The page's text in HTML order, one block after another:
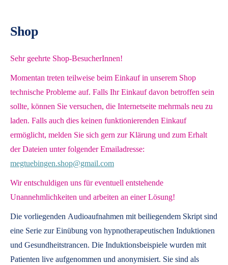
Shop
Sehr geehrte Shop-BesucherInnen!
Momentan treten teilweise beim Einkauf in unserem Shop
technische Probleme auf. Falls Ihr Einkauf davon betroffen sein
sollte, können Sie versuchen, die Internetseite mehrmals neu zu
laden. Falls auch dies keinen funktionierenden Einkauf
ermöglicht, melden Sie sich gern zur Klärung und zum Erhalt
der Dateien unter folgender Emailadresse:
megtuebingen.shop@gmail.com
Wir entschuldigen uns für eventuell entstehende
Unannehmlichkeiten und arbeiten an einer Lösung!
Die vorliegenden Audioaufnahmen mit beiliegendem Skript sind
eine Serie zur Einübung von hypnotherapeutischen Induktionen
und Gesundheitstrancen. Die Induktionsbeispiele wurden mit
Patienten live aufgenommen und anonymisiert. Sie sind als